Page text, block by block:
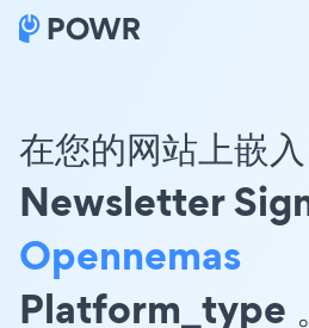
在您的网站上嵌
Newsletter
Opennemas
Platform_type 。